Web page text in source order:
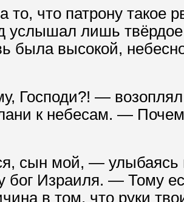
то, что патрону такое
услышал лишь
была высокой,
Господи?! —
к небесам. —
сын мой, — улыбаясь
бог Израиля. — Тому
в том, что руки